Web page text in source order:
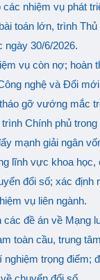
nhiệm vụ phát
toán lớn, trình
ngày 30/6/2026.
vụ còn nợ; hoàn
nghệ và Đổi
gỡ vướng mắc
Chính phủ trong
mạnh giải ngân
lĩnh vực khoa học,
đổi số; xác định
vụ liên ngành.
các đề án về Mạng
toàn cầu, trung
nghiệm trọng điểm;